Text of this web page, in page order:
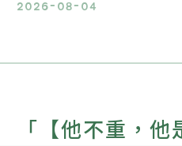
2026-08-04
「【他不重，他